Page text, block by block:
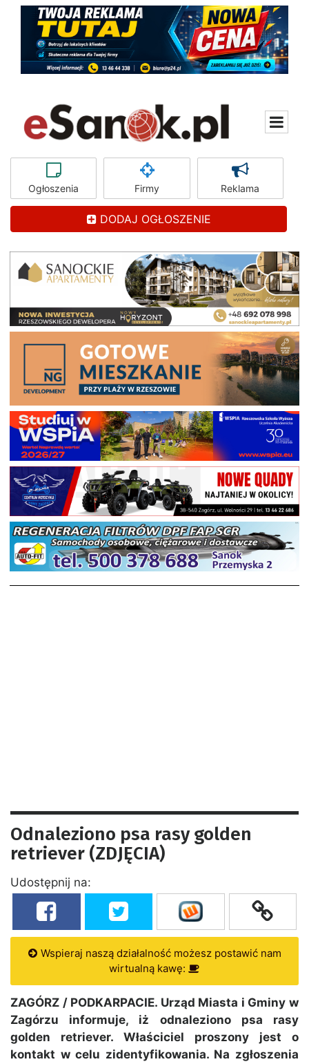
Ogłoszenia Firmy Reklama
DODAJ OGŁOSZENIE
Odnaleziono psa rasy golden
retriever (ZDJĘCIA)
Udostępnij na:
Wspieraj naszą działalność możesz postawić nam
wirtualną kawę:
ZAGÓRZ / PODKARPACIE. Urząd Miasta i Gminy w
Zagórzu informuje, iż odnaleziono psa rasy
golden retriever. Właściciel proszony jest o
kontakt w celu zidentyfikowania. Na zgłoszenia